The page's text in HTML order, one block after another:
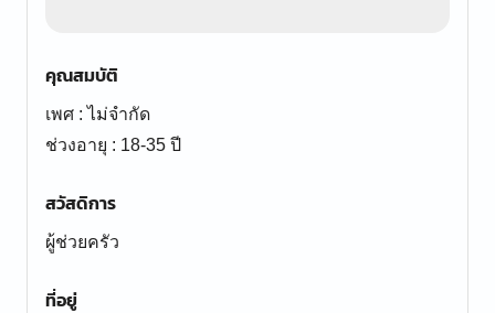
คุณสมบัติ
เพศ : ไม่จำกัด
ช่วงอายุ : 18-35 ปี
สวัสดิการ
ผู้ช่วยครัว
ที่อยู่